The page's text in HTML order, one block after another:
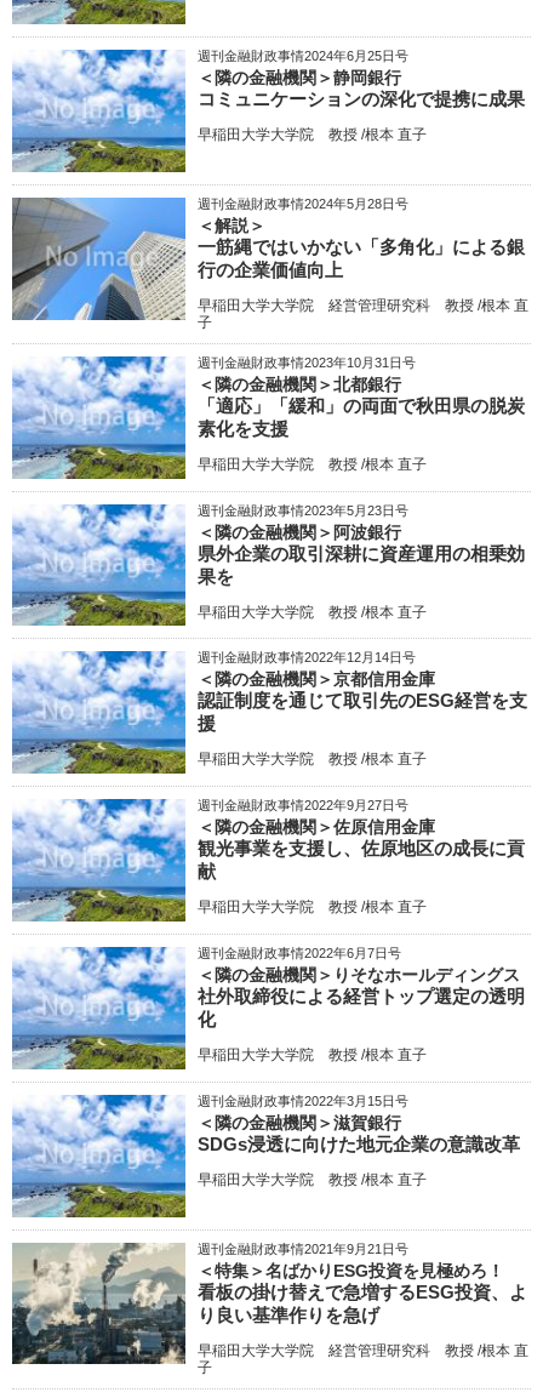
週刊金融財政事情2024年6月25日号
＜隣の金融機関＞静岡銀行
コミュニケーションの深化で提携に成果
早稲田大学大学院 教授 /根本 直子
週刊金融財政事情2024年5月28日号
＜解説＞
一筋縄ではいかない「多角化」による銀
行の企業価値向上
早稲田大学大学院 経営管理研究科 教授 /根本 直
子
週刊金融財政事情2023年10月31日号
＜隣の金融機関＞北都銀行
「適応」「緩和」の両面で秋田県の脱炭
素化を支援
早稲田大学大学院 教授 /根本 直子
週刊金融財政事情2023年5月23日号
＜隣の金融機関＞阿波銀行
県外企業の取引深耕に資産運用の相乗効
果を
早稲田大学大学院 教授 /根本 直子
週刊金融財政事情2022年12月14日号
＜隣の金融機関＞京都信用金庫
認証制度を通じて取引先のESG経営を支
援
早稲田大学大学院 教授 /根本 直子
週刊金融財政事情2022年9月27日号
＜隣の金融機関＞佐原信用金庫
観光事業を支援し、佐原地区の成長に貢
献
早稲田大学大学院 教授 /根本 直子
週刊金融財政事情2022年6月7日号
＜隣の金融機関＞りそなホールディングス
社外取締役による経営トップ選定の透明
化
早稲田大学大学院 教授 /根本 直子
週刊金融財政事情2022年3月15日号
＜隣の金融機関＞滋賀銀行
SDGs浸透に向けた地元企業の意識改革
早稲田大学大学院 教授 /根本 直子
週刊金融財政事情2021年9月21日号
＜特集＞名ばかりESG投資を見極めろ！
看板の掛け替えで急増するESG投資、よ
り良い基準作りを急げ
早稲田大学大学院 経営管理研究科 教授 /根本 直
子